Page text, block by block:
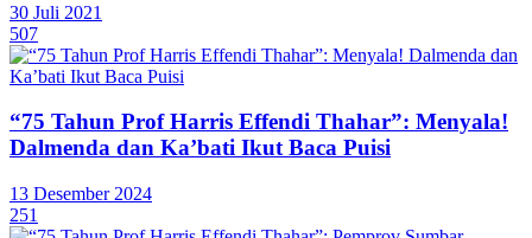
30 Juli 2021
507
“75 Tahun Prof Harris Effendi Thahar”: Menyala!
Dalmenda dan Ka’bati Ikut Baca Puisi
13 Desember 2024
251